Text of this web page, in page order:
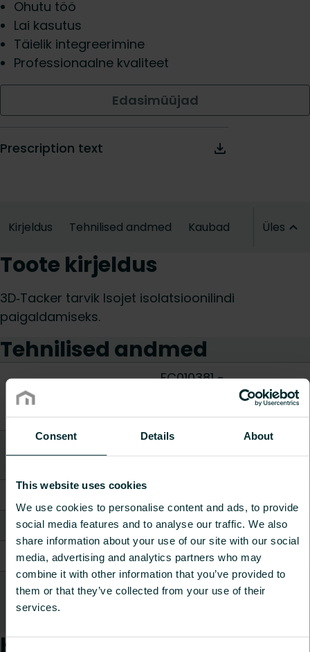
Consent Details About
This website uses cookies
We use cookies to personalise content and ads, to provide
social media features and to analyse our traffic. We also
share information about your use of our site with our social
media, advertising and analytics partners who may
combine it with other information that you’ve provided to
them or that they’ve collected from your use of their
services.
Ohutu töö
Lai kasutus
Täielik integreerimine
Professionaalne kvaliteet
Edasimüüjad
Prescription text
Kirjeldus Tehnilised andmed Kaubad Üles
Toote kirjeldus
3D‑Tacker tarvik Isojet isolatsioonilindi
paigaldamiseks.
Tehnilised andmed
ETIM Class
EC010381 -
Põrandakütte
tarvikud/varuosad
Aksessuaar/varuosa
Muu
Kõrgus [mm]
Laius / Pikkus [mm]
80-100
Sügavus [mm]
40-150
Kaal [kg]
0.1-2.4
Kaubad